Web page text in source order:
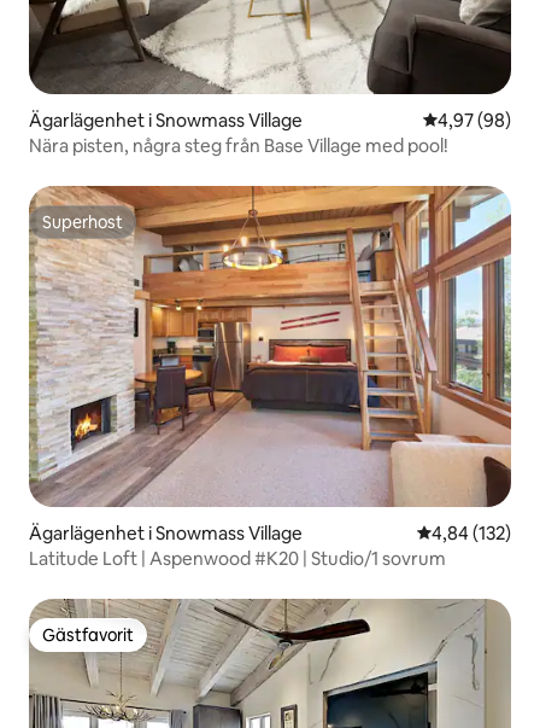
Ägarlägenhet i Snowmass Village 4,97 av 5 i
4,97 (98)
Nära pisten, några steg från Base Village med pool!
Superhost
Superhost
Ägarlägenhet i Snowmass Village 4,84 av 5 i
4,84 (132)
Latitude Loft | Aspenwood #K20 | Studio/1 sovrum
Gästfavorit
Gästfavorit